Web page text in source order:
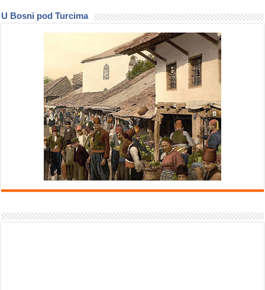
U Bosni pod Turcima